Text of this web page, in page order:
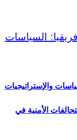
الأمنية في
والإستراتيجيات